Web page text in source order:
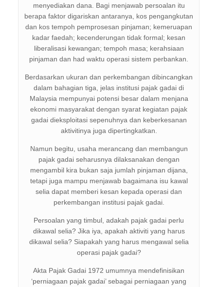
menyediakan dana. Bagi menjawab persoalan itu
berapa faktor digariskan antaranya, kos pengangkutan
dan kos tempoh pemprosesan pinjaman; kemeruapan
kadar faedah; kecenderungan tidak formal; kesan
liberalisasi kewangan; tempoh masa; kerahsiaan
pinjaman dan had waktu operasi sistem perbankan.
Berdasarkan ukuran dan perkembangan dibincangkan
dalam bahagian tiga, jelas institusi pajak gadai di
Malaysia mempunyai potensi besar dalam menjana
ekonomi masyarakat dengan syarat kegiatan pajak
gadai dieksploitasi sepenuhnya dan keberkesanan
aktivitinya juga dipertingkatkan.
Namun begitu, usaha merancang dan membangun
pajak gadai seharusnya dilaksanakan dengan
mengambil kira bukan saja jumlah pinjaman dijana,
tetapi juga mampu menjawab bagaimana isu kawal
selia dapat memberi kesan kepada operasi dan
perkembangan institusi pajak gadai.
Persoalan yang timbul, adakah pajak gadai perlu
dikawal selia? Jika iya, apakah aktiviti yang harus
dikawal selia? Siapakah yang harus mengawal selia
operasi pajak gadai?
Akta Pajak Gadai 1972 umumnya mendefinisikan
‘perniagaan pajak gadai’ sebagai perniagaan yang